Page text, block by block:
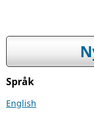
Språk
English